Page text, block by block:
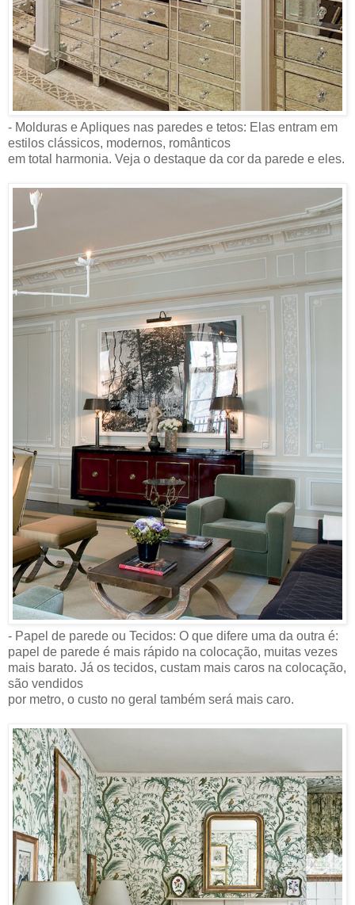
- Molduras e Apliques nas paredes e tetos: Elas entram em
estilos clássicos, modernos, românticos
em total harmonia. Veja o destaque da cor da parede e eles.
- Papel de parede ou Tecidos: O que difere uma da outra é:
papel de parede é mais rápido na colocação, muitas vezes
mais barato. Já os tecidos, custam mais caros na colocação,
são vendidos
por metro, o custo no geral também será mais caro.